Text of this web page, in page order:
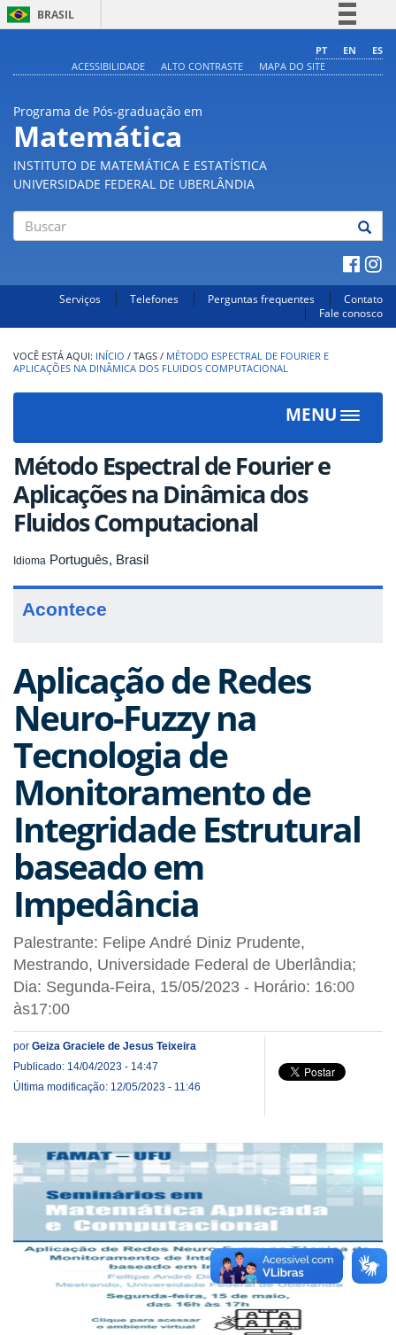
BRASIL
Comunica BR
PT EN
ES
ACESSIBILIDADE
ALTO CONTRASTE MAPA DO SITE
Programa de Pós-graduação em
Matemática
INSTITUTO DE MATEMÁTICA E ESTATÍSTICA
UNIVERSIDADE FEDERAL DE UBERLÂNDIA
Serviços Telefones Perguntas frequentes
Contato
Fale conosco
INÍCIO / TAGS / MÉTODO ESPECTRAL DE FOURIER E
APLICAÇÕES NA DINÂMICA DOS FLUIDOS COMPUTACIONAL
MENU
Toggle
Método Espectral de Fourier e
Aplicações na Dinâmica dos
Fluidos Computacional
Idioma Português, Brasil
Acontece
Aplicação de Redes
Neuro-Fuzzy na
Tecnologia de
Monitoramento de
Integridade Estrutural
baseado em
Impedância
Palestrante: Felipe André Diniz Prudente,
Mestrando, Universidade Federal de Uberlândia;
Dia: Segunda-Feira, 15/05/2023 - Horário: 16:00
às17:00
por Geiza Graciele de Jesus Teixeira
Publicado: 14/04/2023 - 14:47
Última modificação: 12/05/2023 - 11:46